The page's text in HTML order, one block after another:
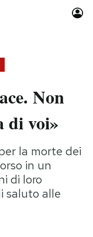
Idee
Non
di voi»
la morte dei
in un
di loro
saluto alle